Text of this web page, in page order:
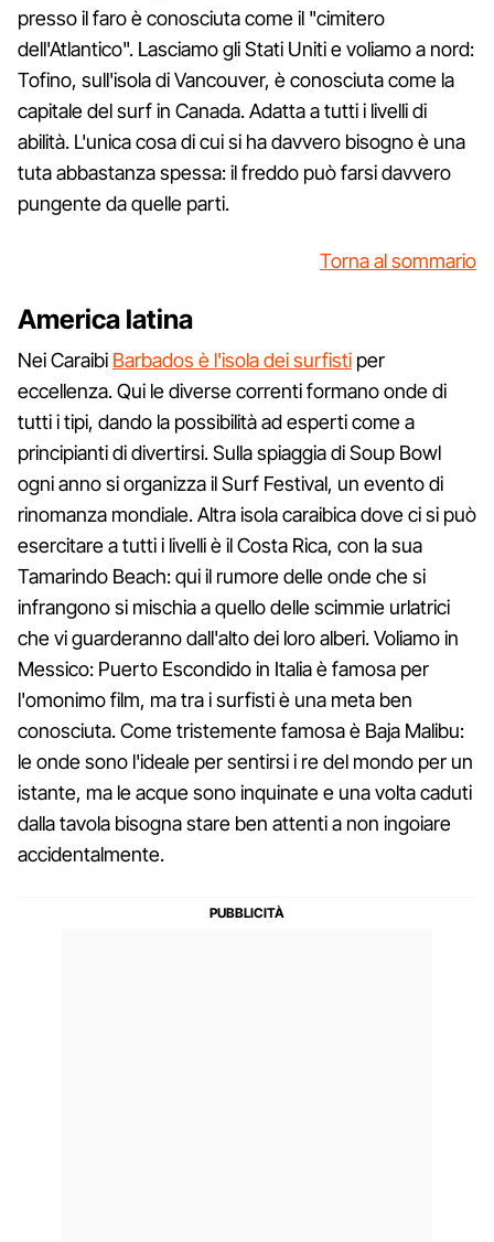
presso il faro è conosciuta come il "cimitero
dell'Atlantico". Lasciamo gli Stati Uniti e voliamo a nord:
Tofino, sull'isola di Vancouver, è conosciuta come la
capitale del surf in Canada. Adatta a tutti i livelli di
abilità. L'unica cosa di cui si ha davvero bisogno è una
tuta abbastanza spessa: il freddo può farsi davvero
pungente da quelle parti.
Torna al sommario
America latina
Nei Caraibi Barbados è l'isola dei surfisti per
eccellenza. Qui le diverse correnti formano onde di
tutti i tipi, dando la possibilità ad esperti come a
principianti di divertirsi. Sulla spiaggia di Soup Bowl
ogni anno si organizza il Surf Festival, un evento di
rinomanza mondiale. Altra isola caraibica dove ci si può
esercitare a tutti i livelli è il Costa Rica, con la sua
Tamarindo Beach: qui il rumore delle onde che si
infrangono si mischia a quello delle scimmie urlatrici
che vi guarderanno dall'alto dei loro alberi. Voliamo in
Messico: Puerto Escondido in Italia è famosa per
l'omonimo film, ma tra i surfisti è una meta ben
conosciuta. Come tristemente famosa è Baja Malibu:
le onde sono l'ideale per sentirsi i re del mondo per un
istante, ma le acque sono inquinate e una volta caduti
dalla tavola bisogna stare ben attenti a non ingoiare
accidentalmente.